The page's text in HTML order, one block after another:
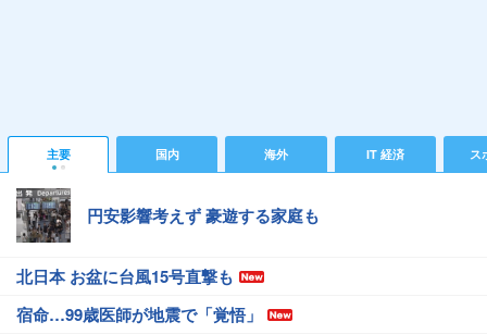
主要 国内 海外 IT 経済 ス
円安影響考えず 豪遊する家庭も
北日本 お盆に台風15号直撃も
宿命…99歳医師が地震で「覚悟」